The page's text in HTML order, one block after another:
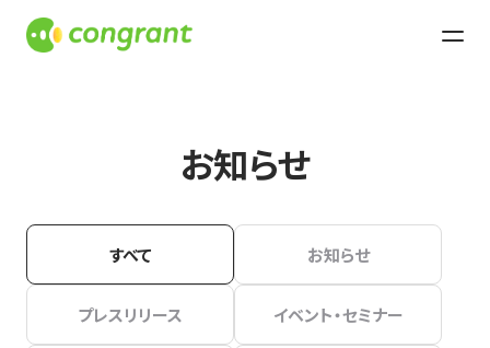
お知らせ
すべて お知らせ
プレスリリース イベント・セミナー